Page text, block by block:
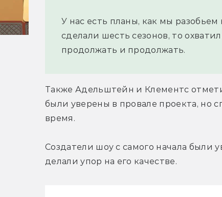
У нас есть планы, как мы
сделали шесть сезонов, то
продолжать и продолжать.
Также Адельштейн и Клементс
были уверены в провале проекта, но
время.
Создатели шоу с самого начала были
делали упор на его качестве.